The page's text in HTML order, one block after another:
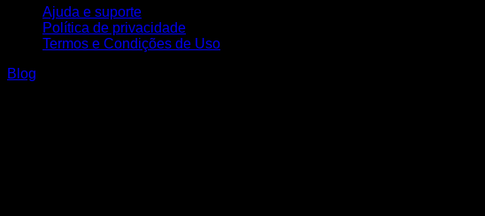
Ajuda e suporte
Política de privacidade
Termos e Condições de Uso
Blog